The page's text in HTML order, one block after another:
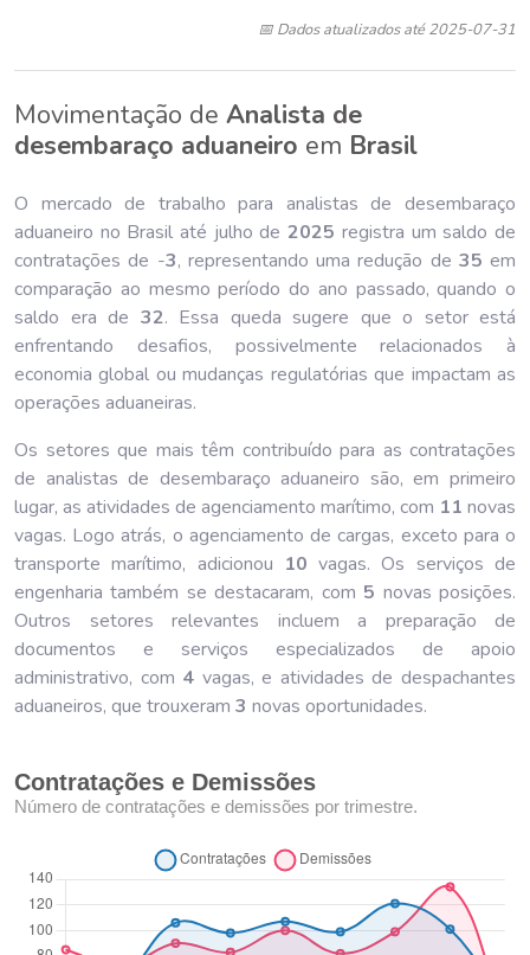
📅 Dados atualizados até 2025-07-31
Movimentação de Analista de
desembaraço aduaneiro em Brasil
O mercado de trabalho para analistas de desembaraço
aduaneiro no Brasil até julho de2025 registra um saldo de
contratações de -3, representando uma redução de 35 em
comparação ao mesmo período do ano passado, quando o
saldo era de 32. Essa queda sugere que o setor está
enfrentando desafios, possivelmente relacionados à
economia global ou mudanças regulatórias que impactam as
operações aduaneiras.
Os setores que mais têm contribuído para as contratações
de analistas de desembaraço aduaneiro são, em primeiro
lugar, as atividades de agenciamento marítimo, com 11 novas
vagas. Logo atrás, o agenciamento de cargas, exceto para o
transporte marítimo, adicionou 10 vagas. Os serviços de
engenharia também se destacaram, com 5 novas posições.
Outros setores relevantes incluem a preparação de
documentos e serviços especializados de apoio
administrativo, com 4 vagas, e atividades de despachantes
aduaneiros, que trouxeram 3 novas oportunidades.
Contratações e Demissões
Número de contratações e demissões por trimestre.